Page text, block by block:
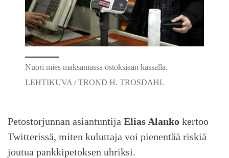
Nuori mies maksamassa ostoksiaan kassalla.
LEHTIKUVA / TROND H. TROSDAHL
Petostorjunnan asiantuntija Elias Alanko kertoo
Twitterissä, miten kuluttaja voi pienentää riskiä
joutua pankkipetoksen uhriksi.